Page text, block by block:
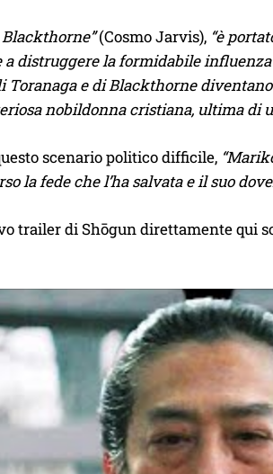
Blackthorne”(Cosmo Jarvis), “è
a distruggere la formidabile
e di Blackthorne
nobildonna cristiana, ultima di
scenario politico difficile,
la fede che l’ha salvata e il suo
trailer di Shōgun direttamente qui